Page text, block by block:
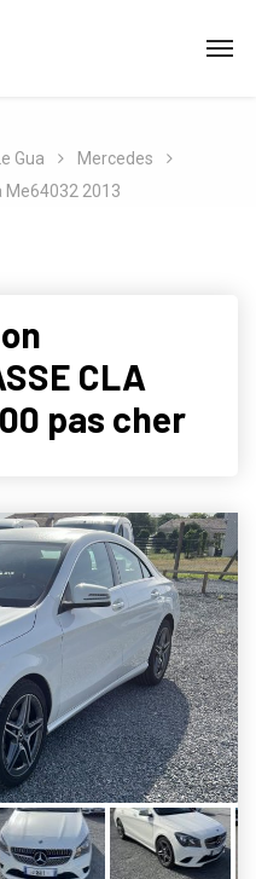
Le Gua
Mercedes
Me64032 2013
CLA
pas cher